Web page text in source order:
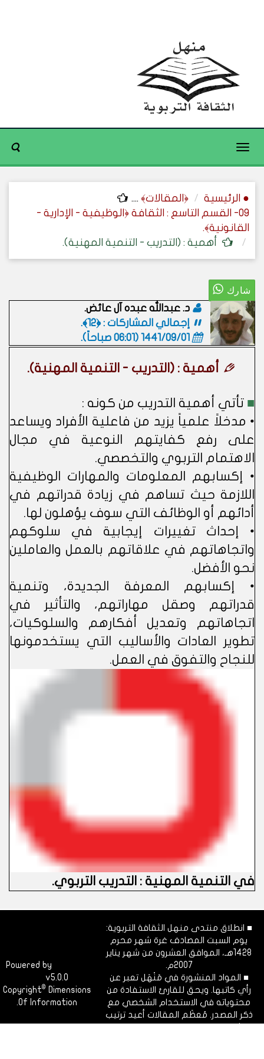
Toggle
● الرئيسية ﴿المقالات﴾ ....
09- القسم التاسع : الثقافة ﴿الوظيفية - الإدارية -
القانونية﴾.
أهمية : (التدريب - التنمية المهنية).
د. عبدالله عبده آل عائض.
إجمالي المشاركات : ﴿12﴾.
1441/09/01 (06:01 صباحاً)
.
أهمية : (التدريب - التنمية المهنية).
■ تأتي أهمية التدريب من كونه :
• مدخلاً علمياً يزيد من فاعلية الأفراد ويساعد
على رفع كفايتهم النوعية في مجال
الاهتمام التربوي والتخصصي.
• إكسابهم المعلومات والمهارات الوظيفية
اللازمة حيث تساهم في زيادة قدراتهم في
أدائهم أو الوظائف التي سوف يؤهلون لها.
• إحداث تغييرات إيجابية في سلوكهم
واتجاهاتهم في علاقاتهم بالعمل والعاملين
نحو الأفضل.
• إكسابهم المعرفة الجديدة، وتنمية
قدراتهم وصقل مهاراتهم، والتأثير في
اتجاهاتهم وتعديل أفكارهم والسلوكيات،
تطوير العادات والأساليب التي يستخدمونها
للنجاح والتفوق في العمل.
في التنمية المهنية : التدريب التربوي.
■ انطلاق منتدى منهل الثقافة التربوية:
يوم السبت المصادف غرة شهر محرم
1428هـ، الموافق العشرون من شهر يناير
2007م.
■ المواد المنشورة في مَنْهَل تعبر عن
رأي كاتبها. ويحق للقارئ الاستفادة من
محتوياته في الاستخدام الشخصي مع
ذكر المصدر. مُعظَم المقالات أعيد ترتيب
Powered by
v5.0.0
Copyright©
Dimensions
Of Information.